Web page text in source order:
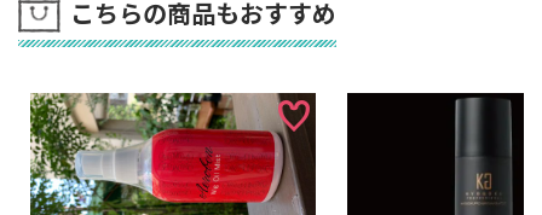
こちらの商品もおすすめ